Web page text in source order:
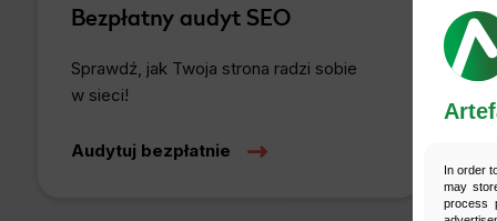
In order
may
process
Bezpłatny audyt SEO
Sprawdź, jak Twoja strona radzi sobie
w sieci!
Audytuj bezpłatnie